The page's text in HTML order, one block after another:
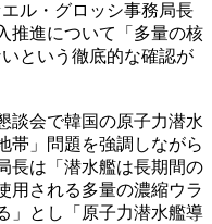
ル・グロッシ事務局長
推進について「多量の核
という徹底的な確認が
談会で韓国の原子力潜水
帯」問題を強調しながら
長は「潜水艦は長期間の
用される多量の濃縮ウラ
」とし「原子力潜水艦導